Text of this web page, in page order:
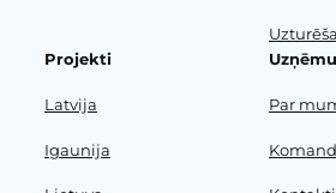
Projekti
Latvija
Igaunija
Par